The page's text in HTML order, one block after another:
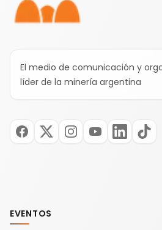
El medio de comunicación y
líder de la minería argentina
EVENTOS